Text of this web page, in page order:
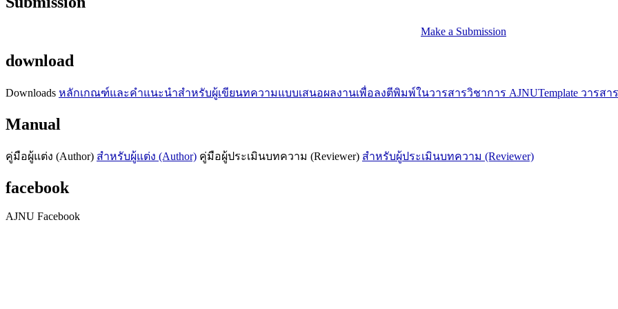
Make a Submission
download
Downloads หลักเกณฑ์และคำแนะนำสำหรับผู้เขียนทความแบบเสนอผลงานเพื่อลงตีพิมพ์ในวารสารวิชาการ AJNUTemplate วารส
Manual
คู่มือผู้แต่ง (Author) สำหรับผู้แต่ง (Author) คู่มือผู้ประเมินบทความ (Reviewer) สำหรับผู้ประเมินบทความ (Reviewer)
facebook
AJNU Facebook